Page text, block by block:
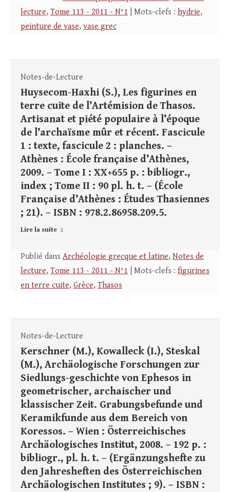
lecture, Tome 113 - 2011 - N°1 | Mots-clefs : hydrie,
peinture de vase, vase grec
Notes-de-Lecture
Huysecom-Haxhi (S.), Les figurines en
terre cuite de l’Artémision de Thasos.
Artisanat et piété populaire à l’époque
de l’archaïsme mûr et récent. Fascicule
1 : texte, fascicule 2 : planches. –
Athènes : École française d’Athènes,
2009. – Tome I : XX+655 p. : bibliogr.,
index ; Tome II : 90 pl. h. t. – (École
Française d’Athènes : Études Thasiennes
; 21). – ISBN : 978.2.86958.209.5.
Lire la suite
Publié dans Archéologie grecque et latine, Notes de
lecture, Tome 113 - 2011 - N°1 | Mots-clefs : figurines
en terre cuite, Grèce, Thasos
Notes-de-Lecture
Kerschner (M.), Kowalleck (I.), Steskal
(M.), Archäologische Forschungen zur
Siedlungs-geschichte von Ephesos in
geometrischer, archaischer und
klassischer Zeit. Grabungsbefunde und
Keramikfunde aus dem Bereich von
Koressos. – Wien : Österreichisches
Archäologisches Institut, 2008. – 192 p. :
bibliogr., pl. h. t. – (Ergänzungshefte zu
den Jahresheften des Österreichischen
Archäologischen Institutes ; 9). – ISBN :